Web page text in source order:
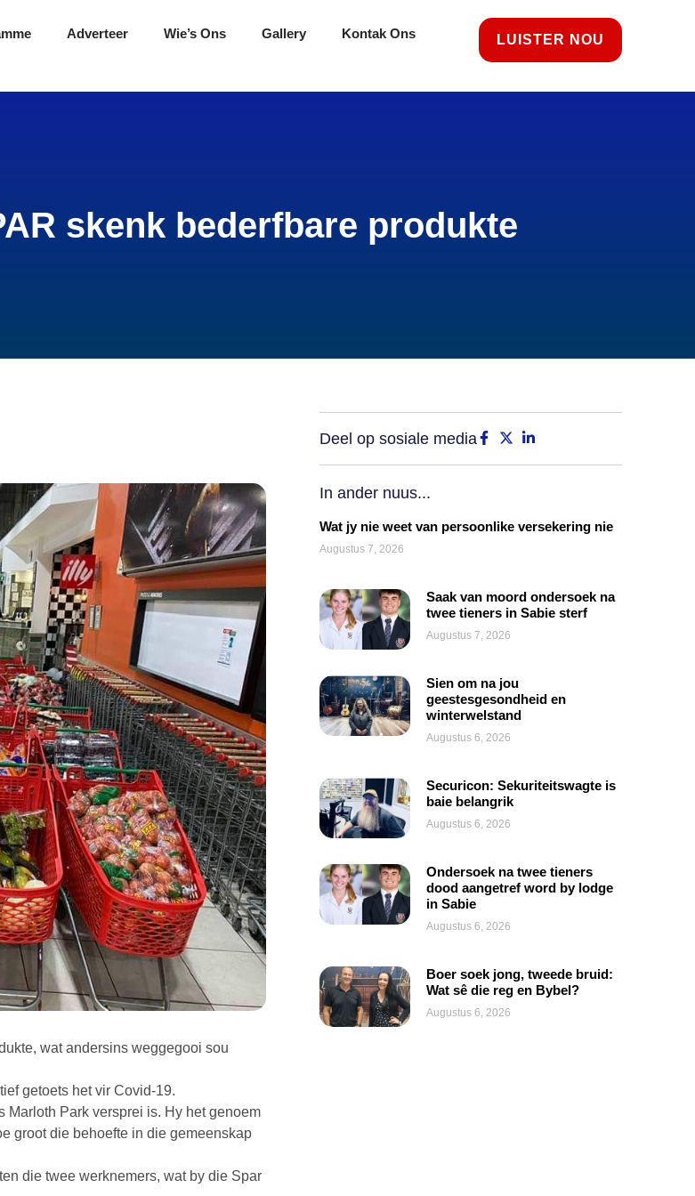
Adverteer Wie’s Ons Gallery Kontak Ons LUISTER NOU
skenk bederfbare produkte
wat andersins weggegooi sou
getoets het vir Covid-19.
Marloth Park versprei is. Hy het genoem
groot die behoefte in die gemeenskap
die twee werknemers, wat by die Spar
Deel op sosiale media
In ander nuus...
Wat jy nie weet van persoonlike versekering nie
Augustus 7, 2026
Saak van moord ondersoek na
twee tieners in Sabie sterf
Augustus 7, 2026
Sien om na jou
geestesgesondheid en
winterwelstand
Augustus 6, 2026
Securicon: Sekuriteitswagte is
baie belangrik
Augustus 6, 2026
Ondersoek na twee tieners
dood aangetref word by lodge
in Sabie
Augustus 6, 2026
Boer soek jong, tweede bruid:
Wat sê die reg en Bybel?
Augustus 6, 2026